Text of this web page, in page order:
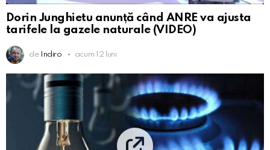
Dorin Junghietu anunță când ANRE va ajusta
tarifele la gazele naturale (VIDEO)
de Indiro acum 12 luni